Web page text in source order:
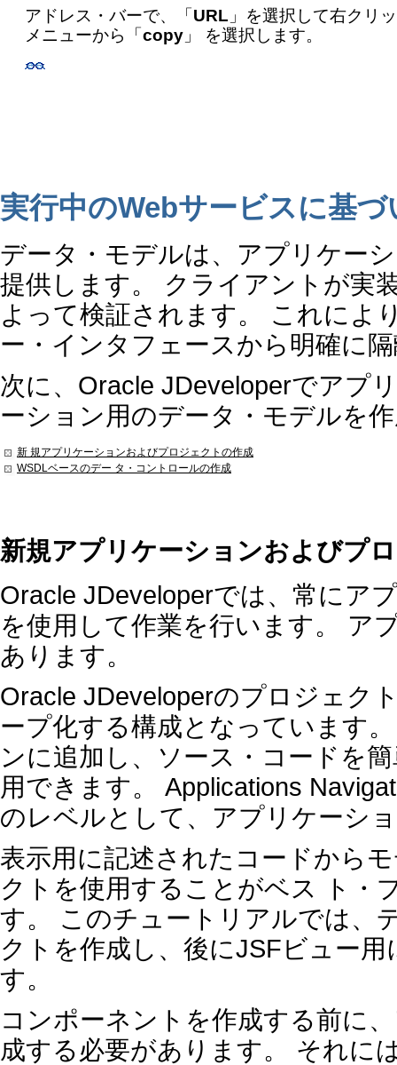
アドレス・バーで、「URL 」を選択して右クリ
メニューから「copy 」 を選択します。
実行中のWebサービスに基
データ・モデルは、アプリケー
提供します。 クライアントが実
よって検証されます。 これによ
ー・インタフェースから明確に
次に、Oracle JDeveloperでアプ
ーション用のデータ・モデルを
新 規アプリケーションおよびプロジェクトの作成
WSDLベースのデー タ・コントロールの作成
新規アプリケーションおよびプ
Oracle JDeveloperでは、常にア
を使用して作業を行います。 ア
あります。
Oracle JDeveloperのプロジェク
ープ化する構成となっています
ンに追加し、ソース・コードを
用できます。 Applications
のレベルとして、アプリケーシ
表示用に記述されたコードから
クトを使用することがベス ト・
す。 このチュートリアルでは、
クトを作成し、後にJSFビュー
す。
コンポーネントを作成する前に
成する必要があります。 それに